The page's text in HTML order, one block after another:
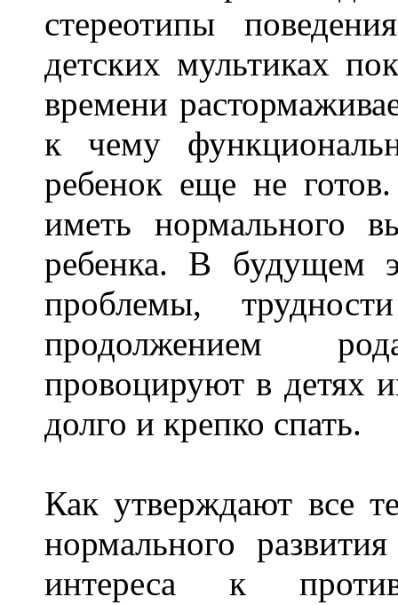
стереотипы
детских мультиках
времени
к чему
ребенок еще не
иметь нормального
ребенка. В будущем
проблемы,
продолжением
провоцируют в детях
долго и крепко спать.
Как утверждают все
нормального
интереса к